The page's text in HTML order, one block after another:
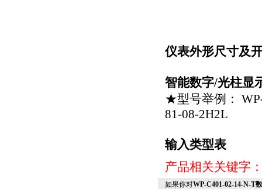
仪表外形尺寸及
智能数字/光柱显
★型号举例：
81-08-2H2L
输入类型表
产品相关关键字
如果你对WP-C401-02-14-N-T